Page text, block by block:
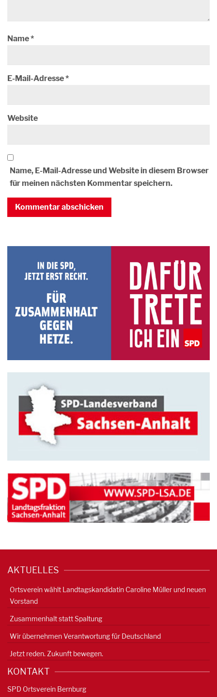
Name*
E-Mail-Adresse*
Website
Name, E-Mail-Adresse und Website in diesem Browser
für meinen nächsten Kommentar speichern.
AKTUELLES
Ortsverein wählt Landtagskandidatin Caroline Müller und neuen
Vorstand
Zusammenhalt statt Spaltung
Wir übernehmen Verantwortung für Deutschland
Jetzt reden. Zukunft bewegen.
KONTAKT
SPD Ortsverein Bernburg